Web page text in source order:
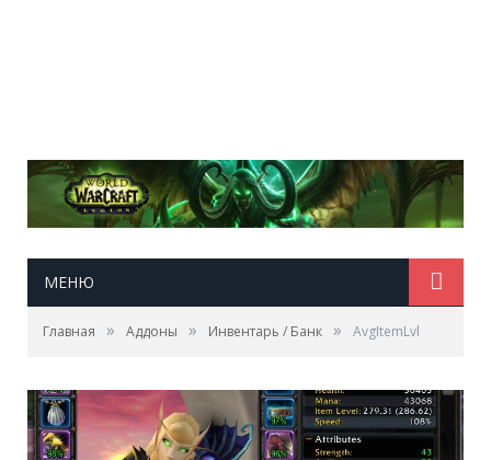
МЕНЮ
Главная » Аддоны » Инвентарь / Банк » AvgItemLvl